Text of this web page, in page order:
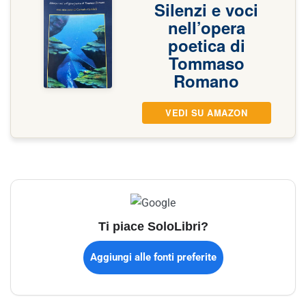
Silenzi e voci
nell’opera
poetica di
Tommaso
Romano
VEDI SU AMAZON
Ti piace SoloLibri?
Aggiungi alle fonti preferite